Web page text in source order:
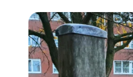
welkomstcultuur >
Weerbare
Voorbereiden op crisis,